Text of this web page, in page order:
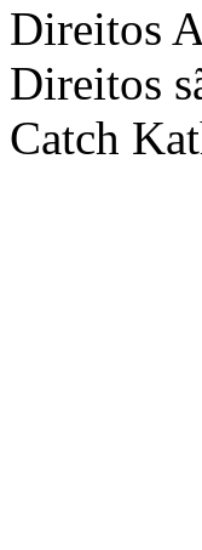
Direitos
Direitos
Catch